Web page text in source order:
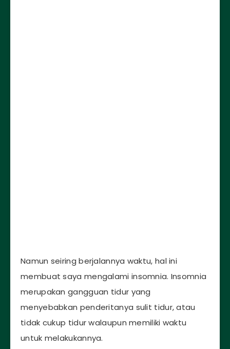
Namun seiring berjalannya waktu, hal ini
membuat saya mengalami insomnia. Insomnia
merupakan gangguan tidur yang
menyebabkan penderitanya sulit tidur, atau
tidak cukup tidur walaupun memiliki waktu
untuk melakukannya.